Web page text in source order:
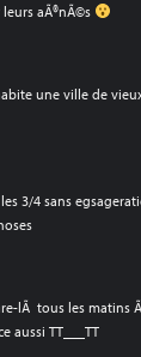
aÃ®nÃ©s
une ville de vieux,
3/4 sans
lÃ tous les
aussi TT___TT